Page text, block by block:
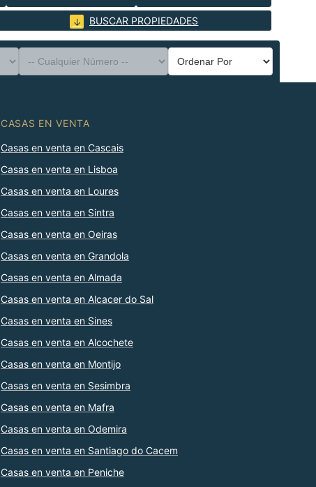
BUSCAR PROPIEDADES
CASAS EN VENTA
Casas en venta en Cascais
Casas en venta en Lisboa
Casas en venta en Loures
Casas en venta en Sintra
Casas en venta en Oeiras
Casas en venta en Grandola
Casas en venta en Almada
Casas en venta en Alcacer do Sal
Casas en venta en Sines
Casas en venta en Alcochete
Casas en venta en Montijo
Casas en venta en Sesimbra
Casas en venta en Mafra
Casas en venta en Odemira
Casas en venta en Santiago do Cacem
Casas en venta en Peniche